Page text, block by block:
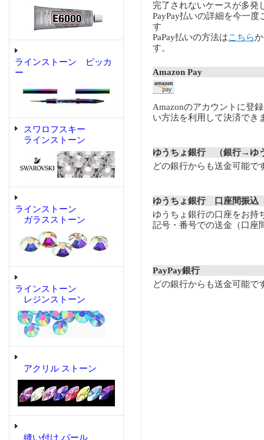
ラインストーン ピッカ
ー
スワロフスキー
ラインストーン
ラインストーン
ガラスストーン
ラインストーン
レジンストーン
アクリル ストーン
縫い付け パール
完了されないケースが多発
PayPay払いの詳細を今一度
す
PaPay払いの方法はこちら
す。
Amazon Pay
Amazonのアカウントに登
い方法を利用して決済でき
ゆうちょ銀行 （銀行→ゆ
どの銀行からも送金可能で
ゆうちょ銀行 口座間振込
ゆうちょ銀行の口座をお持
記号・番号での送金（口座
PayPay銀行
どの銀行からも送金可能で